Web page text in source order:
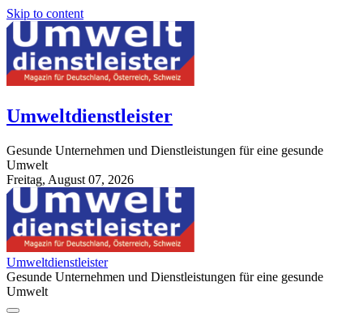
Skip to content
Umweltdienstleister
Gesunde Unternehmen und Dienstleistungen für eine gesunde
Umwelt
Freitag, August 07, 2026
StuttgartApotheke.com
Umweltdienstleister
Gesunde Unternehmen und Dienstleistungen für eine gesunde
Umwelt